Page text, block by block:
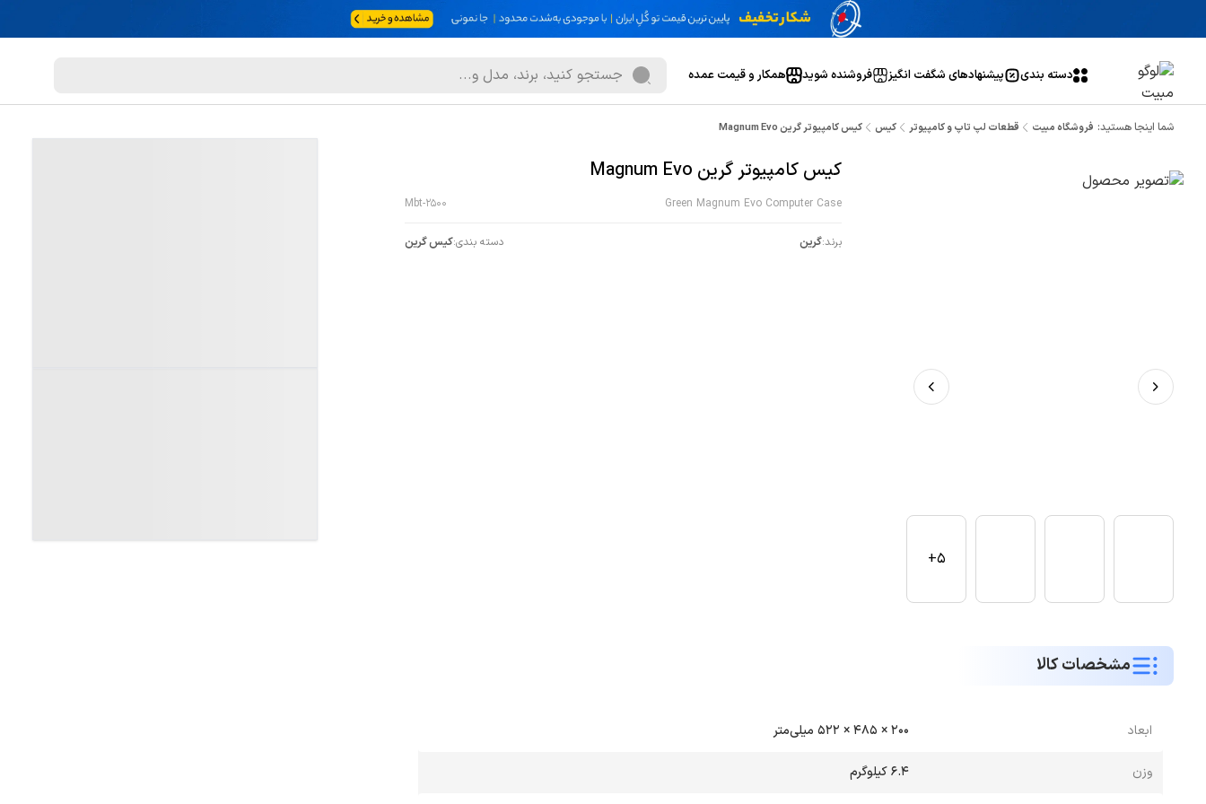
دسته بندی پیشنهاد‌های شگفت انگیز فروشنده شوید همکار و قیمت عمده
شما اینجا هستید: فروشگاه مبیت قطعات لپ تاپ و کامپیوتر کیس کیس کامپیوتر گرین Magnum Evo
5+
کیس کامپیوتر گرین Magnum Evo
Green Magnum Evo Computer Case
Mbt-2500
برند:گرین دسته بندی:کیس گرین
مشخصات کالا
ابعاد 200 × 485 × 522 میلی‌متر
وزن 6.4 کیلوگرم